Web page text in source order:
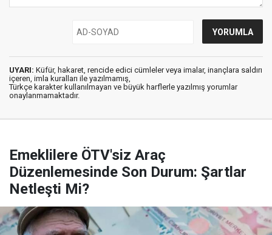
UYARI: Küfür, hakaret, rencide edici cümleler veya imalar, inançlara saldırı
içeren, imla kuralları ile yazılmamış,
Türkçe karakter kullanılmayan ve büyük harflerle yazılmış yorumlar
onaylanmamaktadır.
Emeklilere ÖTV'siz Araç
Düzenlemesinde Son Durum: Şartlar
Netleşti Mi?